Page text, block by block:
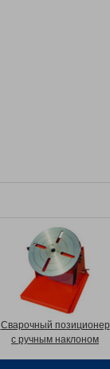
Сварочный позиционер
с ручным наклоном